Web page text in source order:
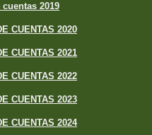
2019
CUENTAS 2020
CUENTAS 2021
CUENTAS 2022
CUENTAS 2023
CUENTAS 2024